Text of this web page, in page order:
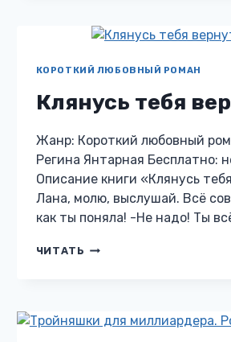
ХАНИНА
КОРОТКИЙ ЛЮБОВНЫЙ РОМАН
Клянусь тебя
Жанр: Короткий любовный
Регина Янтарная Бесплатно:
Описание книги «Клянусь
Лана, молю, выслушай. Всё
как ты поняла! -Не надо! Ты
ЧИТАТЬ КЛЯНУСЬ